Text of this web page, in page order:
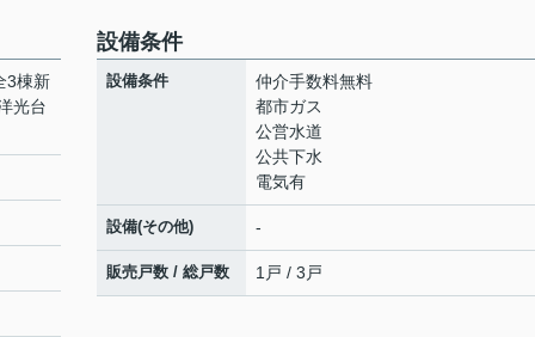
3棟新
光台
設備条件
設備条件
仲介手数料無料
都市ガス
公営水道
公共下水
電気有
設備(その他) -
販売戸数 / 総戸数 1戸 / 3戸